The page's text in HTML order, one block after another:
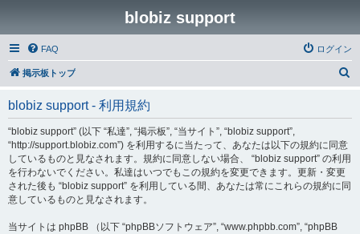
blobiz support
FAQ ログイン
掲示板トップ
blobiz support - 利用規約
“blobiz support” (以下 “私達”, “掲示板”, “当サイト”, “blobiz support”,
“http://support.blobiz.com”) を利用するに当たって、あなたは以下の規約に同意
しているものと見なされます。規約に同意しない場合、 “blobiz support” の利用
を行わないでください。私達はいつでもこの規約を変更できます。更新・変更
された後も “blobiz support” を利用している間、あなたは常にこれらの規約に同
意しているものと見なされます。
当サイトは phpBB （以下 “phpBBソフトウェア”, “www.phpbb.com”, “phpBB